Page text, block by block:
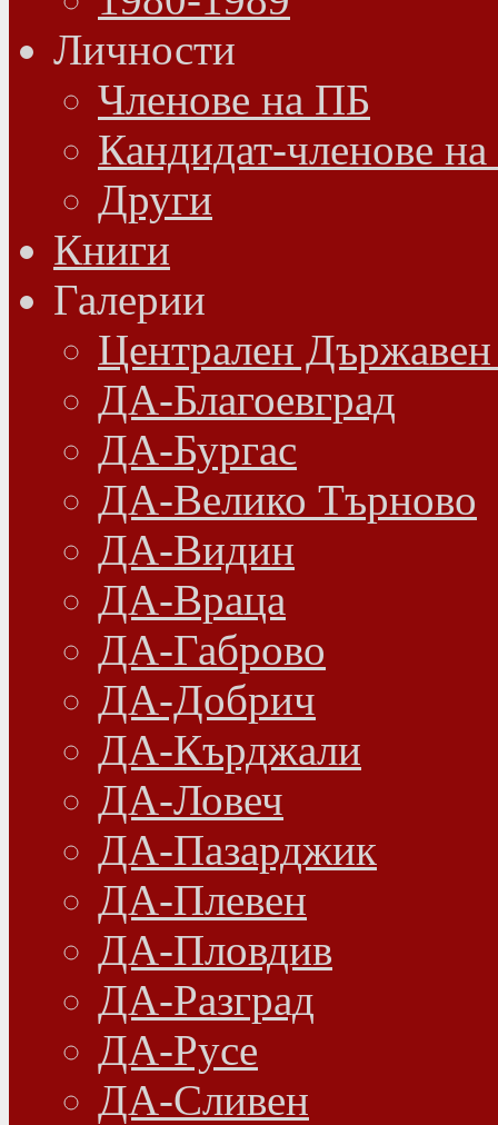
Личности
Членове на ПБ
Кандидат-членове
Други
Книги
Галерии
Централен
ДА-Благоевград
ДА-Бургас
ДА-Велико Търново
ДА-Видин
ДА-Враца
ДА-Габрово
ДА-Добрич
ДА-Кърджали
ДА-Ловеч
ДА-Пазарджик
ДА-Плевен
ДА-Пловдив
ДА-Разград
ДА-Русе
ДА-Сливен